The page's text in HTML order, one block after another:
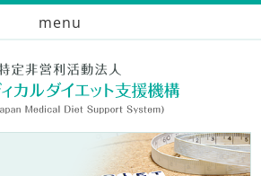
menu